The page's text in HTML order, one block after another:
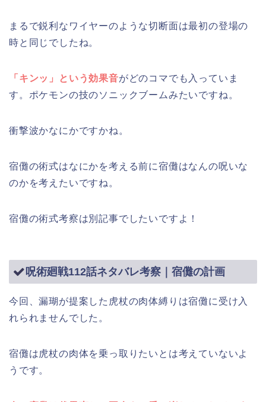
まるで鋭利なワイヤーのような切断面は最初の登場の
時と同じでしたね。
「キンッ」という効果音がどのコマでも入っていま
す。ポケモンの技のソニックブームみたいですね。
衝撃波かなにかですかね。
宿儺の術式はなにかを考える前に宿儺はなんの呪いな
のかを考えたいですね。
宿儺の術式考察は別記事でしたいですよ！
呪術廻戦112話ネタバレ考察｜宿儺の計画
今回、漏瑚が提案した虎杖の肉体縛りは宿儺に受け入
れられませんでした。
宿儺は虎杖の肉体を乗っ取りたいとは考えていないよ
うです。